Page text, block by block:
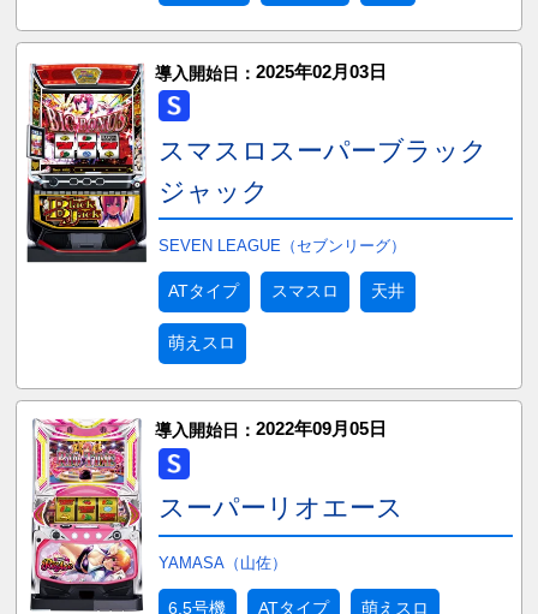
導入開始日： 2025年02月03日
スマスロスーパーブラック
ジャック
SEVEN LEAGUE（セブンリーグ）
ATタイプ スマスロ 天井
萌えスロ
導入開始日： 2022年09月05日
スーパーリオエース
YAMASA（山佐）
6.5号機 ATタイプ 萌えスロ